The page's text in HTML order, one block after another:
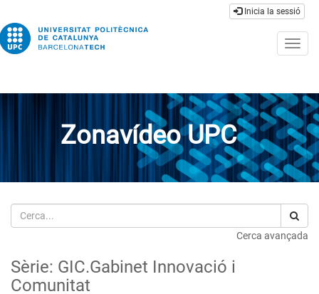
Inicia la sessió
Zonavídeo UPC
Cerca
Cerca avançada
Sèrie: GIC.Gabinet Innovació i
Comunitat